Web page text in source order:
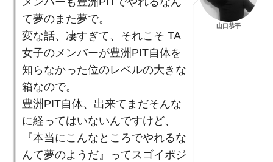
て夢のまた夢で。
変な話、凄すぎて、それこそ TA
女子のメンバーが豊洲PIT自体を
知らなかった位のレベルの大きな
箱なので。
豊洲PIT自体、出来てまだそんな
に経ってはいないんですけど、
『本当にこんなところでやれるな
んて夢のようだ』ってスゴイポジ
山口恭平